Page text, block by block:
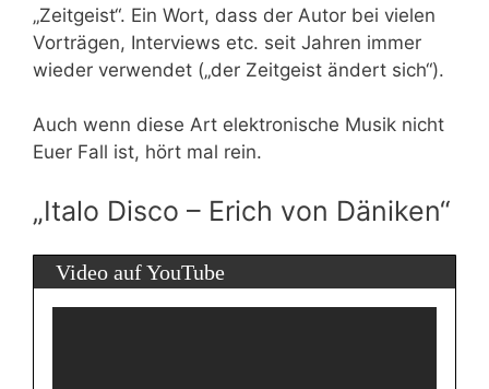
„Zeitgeist“. Ein Wort, dass der Autor bei vielen
Vorträgen, Interviews etc. seit Jahren immer
wieder verwendet („der Zeitgeist ändert sich“).
Auch wenn diese Art elektronische Musik nicht
Euer Fall ist, hört mal rein.
„Italo Disco – Erich von Däniken“
Video auf YouTube